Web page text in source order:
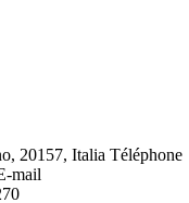
20157, Italia Téléphone
mail